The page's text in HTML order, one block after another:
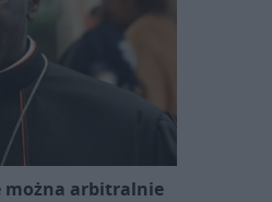
można arbitralnie